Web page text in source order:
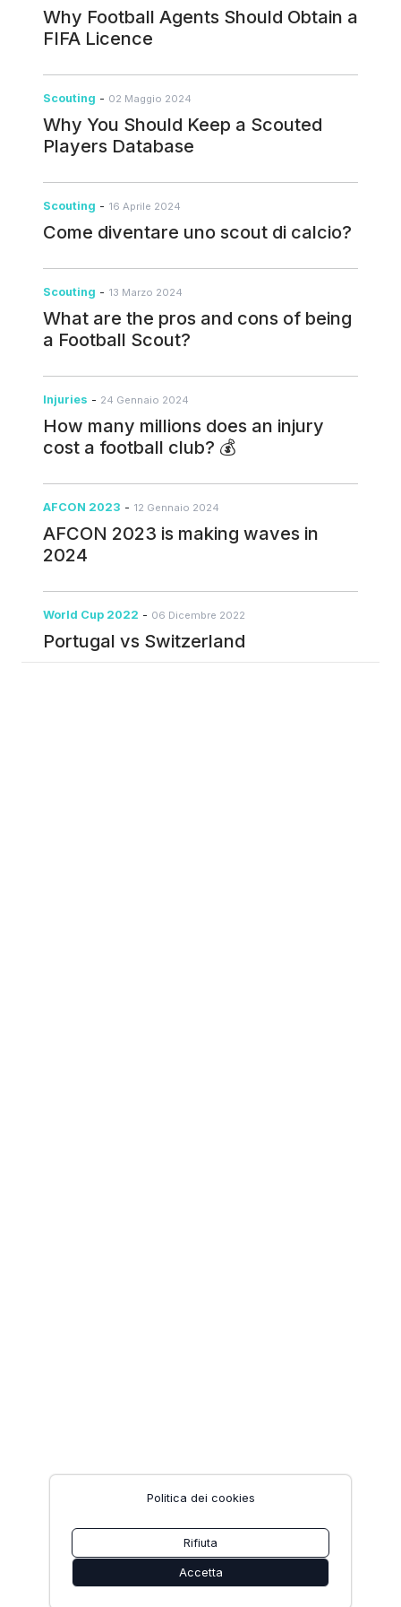
Why Football Agents Should Obtain a
FIFA Licence
Scouting - 02 Maggio 2024
Why You Should Keep a Scouted
Players Database
Scouting - 16 Aprile 2024
Come diventare uno scout di calcio?
Scouting - 13 Marzo 2024
What are the pros and cons of being
a Football Scout?
Injuries - 24 Gennaio 2024
How many millions does an injury
cost a football club? 💰
AFCON 2023 - 12 Gennaio 2024
AFCON 2023 is making waves in
2024
World Cup 2022 - 06 Dicembre 2022
Portugal vs Switzerland
Politica dei cookies
Rifiuta
Accetta